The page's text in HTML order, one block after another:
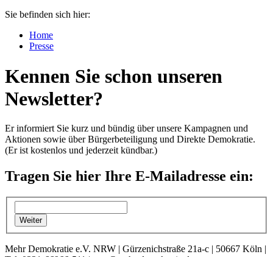
Sie befinden sich hier:
Home
Presse
Kennen Sie schon unseren
Newsletter?
Er informiert Sie kurz und bündig über unsere Kampagnen und
Aktionen sowie über Bürgerbeteiligung und Direkte Demokratie.
(Er ist kostenlos und jederzeit kündbar.)
Tragen Sie hier Ihre E-Mailadresse ein:
Mehr Demokratie e.V. NRW | Gürzenichstraße 21a-c | 50667 Köln |